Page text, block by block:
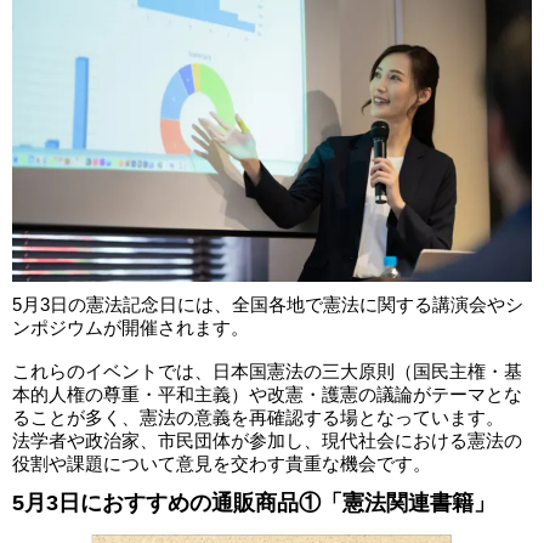
5月3日の憲法記念日には、全国各地で憲法に関する講演会やシ
ンポジウムが開催されます。
これらのイベントでは、日本国憲法の三大原則（国民主権・基
本的人権の尊重・平和主義）や改憲・護憲の議論がテーマとな
ることが多く、憲法の意義を再確認する場となっています。
法学者や政治家、市民団体が参加し、現代社会における憲法の
役割や課題について意見を交わす貴重な機会です。
5月3日におすすめの通販商品①「憲法関連書籍」